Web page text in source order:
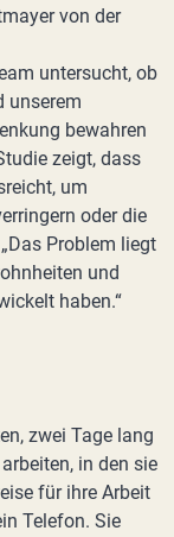
von der
untersucht, ob
unserem
bewahren
zeigt, dass
um
oder die
Problem liegt
und
haben.“
zwei Tage lang
in den sie
für ihre Arbeit
Telefon. Sie